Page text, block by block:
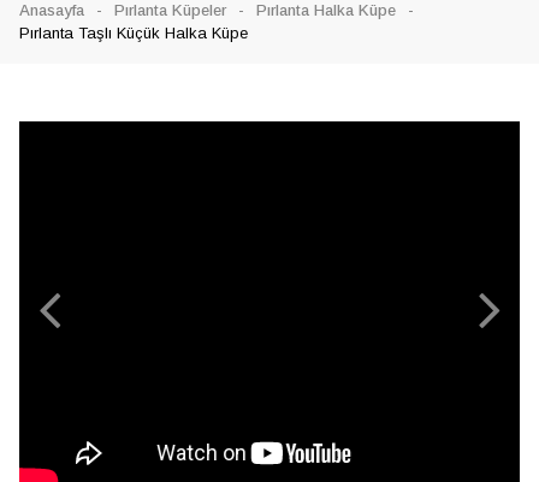
Anasayfa Pırlanta Küpeler
Pırlanta Halka Küpe
Pırlanta Taşlı Küçük Halka Küpe